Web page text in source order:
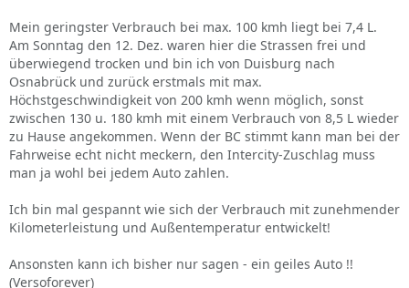
Mein geringster Verbrauch bei max. 100 kmh liegt bei 7,4 L.
Am Sonntag den 12. Dez. waren hier die Strassen frei und
überwiegend trocken und bin ich von Duisburg nach
Osnabrück und zurück erstmals mit max.
Höchstgeschwindigkeit von 200 kmh wenn möglich, sonst
zwischen 130 u. 180 kmh mit einem Verbrauch von 8,5 L wieder
zu Hause angekommen. Wenn der BC stimmt kann man bei der
Fahrweise echt nicht meckern, den Intercity-Zuschlag muss
man ja wohl bei jedem Auto zahlen.
Ich bin mal gespannt wie sich der Verbrauch mit zunehmender
Kilometerleistung und Außentemperatur entwickelt!
Ansonsten kann ich bisher nur sagen - ein geiles Auto !!
(Versoforever)